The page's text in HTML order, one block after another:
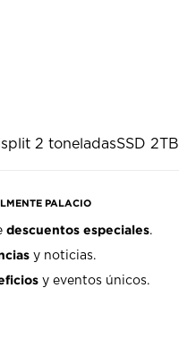
2 toneladasSSD 2TB
PALACIO
descuentos especiales.
y noticias.
y eventos únicos.